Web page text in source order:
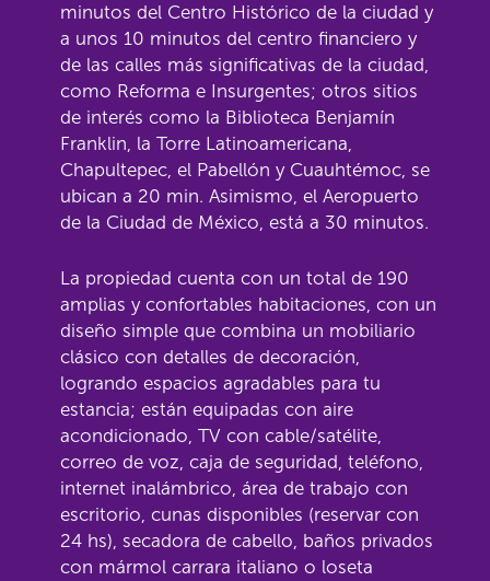
minutos del Centro Histórico de la ciudad y
a unos 10 minutos del centro financiero y
de las calles más significativas de la ciudad,
como Reforma e Insurgentes; otros sitios
de interés como la Biblioteca Benjamín
Franklin, la Torre Latinoamericana,
Chapultepec, el Pabellón y Cuauhtémoc, se
ubican a 20 min. Asimismo, el Aeropuerto
de la Ciudad de México, está a 30 minutos.
La propiedad cuenta con un total de 190
amplias y confortables habitaciones, con un
diseño simple que combina un mobiliario
clásico con detalles de decoración,
logrando espacios agradables para tu
estancia; están equipadas con aire
acondicionado, TV con cable/satélite,
correo de voz, caja de seguridad, teléfono,
internet inalámbrico, área de trabajo con
escritorio, cunas disponibles (reservar con
24 hs), secadora de cabello, baños privados
con mármol carrara italiano o loseta